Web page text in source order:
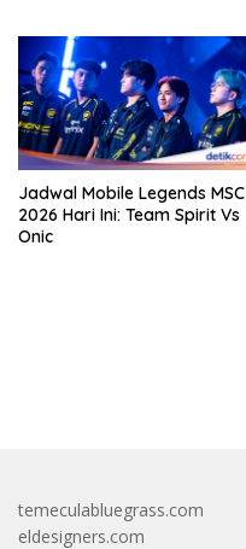
Jadwal Mobile Legends MSC
2026 Hari Ini: Team Spirit Vs
Onic
temeculabluegrass.com
eldesigners.com